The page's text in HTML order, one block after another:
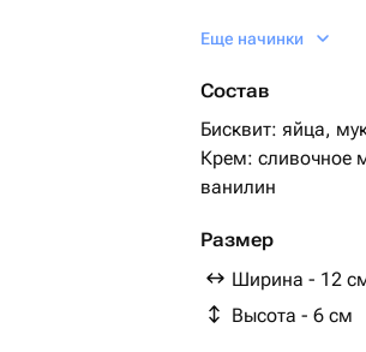
Рафаэлло
Красный
Еще начинки
Состав
Бисквит: яйца,
Крем: сливочное
ванилин
Размер
Ширина - 12
Высота - 6 см